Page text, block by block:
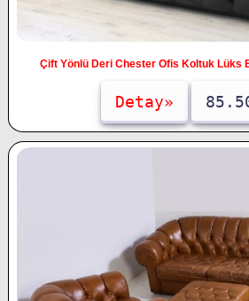
Çift Yönlü Deri Chester Ofis Koltuk Lüks
Detay»